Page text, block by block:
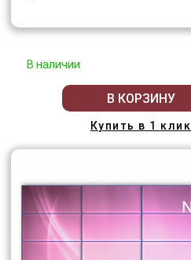
В наличии
В КОРЗИНУ
Купить в 1 клик